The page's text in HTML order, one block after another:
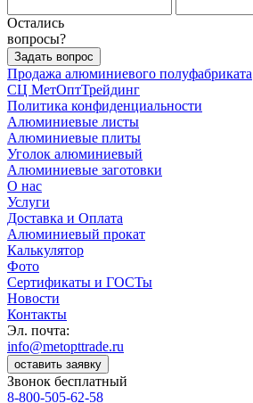
Остались
вопросы?
Задать вопрос
Продажа алюминиевого полуфабриката
СЦ МетОптТрейдинг
Политика конфиденциальности
Алюминиевые листы
Алюминиевые плиты
Уголок алюминиевый
Алюминиевые заготовки
О нас
Услуги
Доставка и Оплата
Алюминиевый прокат
Калькулятор
Фото
Сертификаты и ГОСТы
Новости
Контакты
Эл. почта:
info@metopttrade.ru
оставить заявку
Звонок бесплатный
8-800-505-62-58